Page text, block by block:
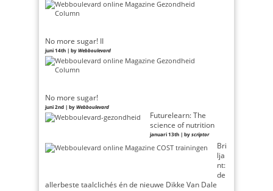
No more sugar! II
juni 14th | byWebboulevard
No more sugar!
juni 2nd | byWebboulevard
Futurelearn: The
science of nutrition
januari 13th | byscriptor
Bri
lja
nt:
de
allerbeste taalclichés én de nieuwe Dikke Van Dale